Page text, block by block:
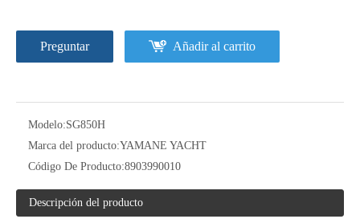
Preguntar Añadir al carrito
Modelo:SG850H
Marca del producto:YAMANE YACHT
Código De Producto:8903990010
Descripción del producto